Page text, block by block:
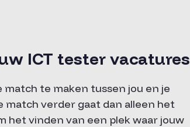
ICT tester vacatures
te maken tussen jou en je
match verder gaat dan alleen het
het vinden van een plek waar jouw